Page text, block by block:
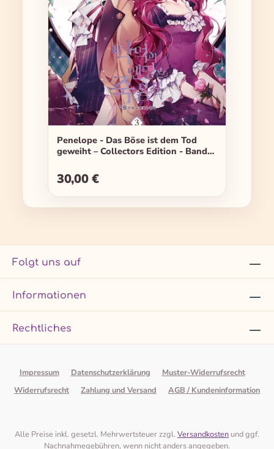
Penelope - Das Böse ist dem Tod
geweiht – Collectors Edition - Band
Regulärer Preis:
30,00 €
Folgt uns auf
Informationen
Rechtliches
Impressum Datenschutzerklärung
Muster-Widerrufsrecht
Widerrufsrecht
Zahlung und Versand AGB / Kundeninformation
Alle Preise inkl. gesetzl. Mehrwertsteuer zzgl. Versandkosten und ggf.
Nachnahmegebühren, wenn nicht anders angegeben.